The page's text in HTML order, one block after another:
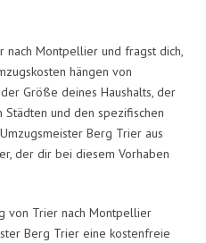
nach Montpellier und fragst dich,
hängen von
Größe deines Haushalts, der
und den spezifischen
Berg Trier aus
der dir bei diesem Vorhaben
von Trier nach Montpellier
Berg Trier eine kostenfreie